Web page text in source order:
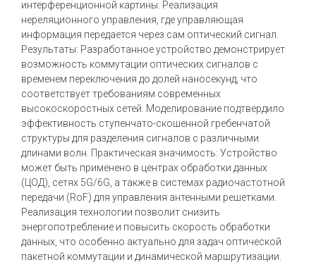
интерференционной картины. Реализация
нереляционного управления, где управляющая
информация передается через сам оптический сигнал.
Результаты: Разработанное устройство демонстрирует
возможность коммутации оптических сигналов с
временем переключения до долей наносекунд, что
соответствует требованиям современных
высокоскоростных сетей. Моделирование подтвердило
эффективность ступенчато-скошенной гребенчатой
структуры для разделения сигналов с различными
длинами волн. Практическая значимость: Устройство
может быть применено в центрах обработки данных
(ЦОД), сетях 5G/6G, а также в системах радиочастотной
передачи (RoF) для управления антенными решетками.
Реализация технологии позволит снизить
энергопотребление и повысить скорость обработки
данных, что особенно актуально для задач оптической
пакетной коммутации и динамической маршрутизации.